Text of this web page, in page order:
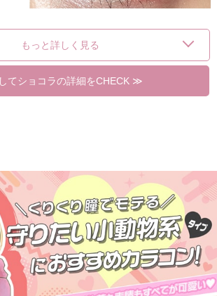
もっと詳しく見る
てショコラの詳細をCHECK ≫